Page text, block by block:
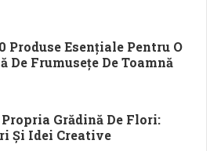
Produse Esențiale Pentru O
De Frumusețe De Toamnă
Grădină De Flori:
Și Idei Creative